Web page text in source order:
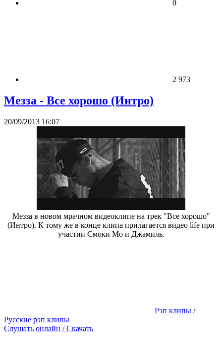
0
2 973
Мезза - Все хорошо (Интро)
20/09/2013 16:07
Мезза в новом мрачном видеоклипе на трек "Все хорошо"
(Интро). К тому же в конце клипа прилагается видео life при
участии Смоки Мо и Джамиль.
Рэп клипы /
Русские рэп клипы
Слушать онлайн / Скачать